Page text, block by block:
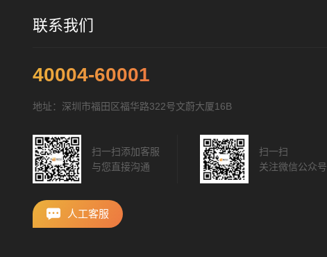
联系我们
40004-60001
地址：深圳市福田区福华路322号文蔚大厦16B
扫一扫添加客服
与您直接沟通
扫一扫
关注微信公众号
人工客服